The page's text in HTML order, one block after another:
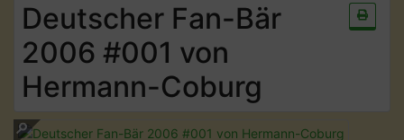
Deutscher Fan-Bär
2006 #001 von
Hermann-Coburg